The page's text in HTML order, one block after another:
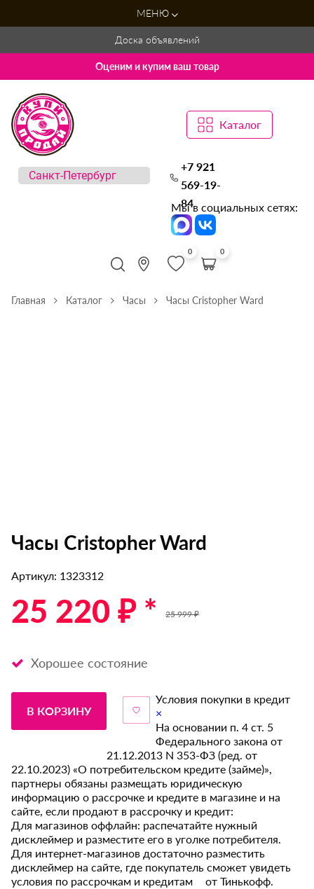
МЕНЮ
Доска объявлений
Оценим и купим ваш товар
Каталог
+7 921
569-19-
84
Мы в социальных сетях:
0 0
Главная Каталог Часы Часы Cristopher Ward
Часы Cristopher Ward
Артикул: 1323312
25 220 ₽ * 25 999 ₽
Хорошее состояние
В КОРЗИНУ
Условия покупки в кредит
×
На основании п. 4 ст. 5
Федерального закона от
21.12.2013 N 353-ФЗ (ред. от
22.10.2023) «О потребительском кредите (займе)»,
партнеры обязаны размещать юридическую
информацию о рассрочке и кредите в магазине и на
сайте, если продают в рассрочку и кредит:
Для магазинов оффлайн: распечатайте нужный
дисклеймер и разместите его в уголке потребителя.
Для интернет-магазинов достаточно разместить
дисклеймер на сайте, где покупатель сможет увидеть
условия по рассрочкам и кредитам от Тинькофф.